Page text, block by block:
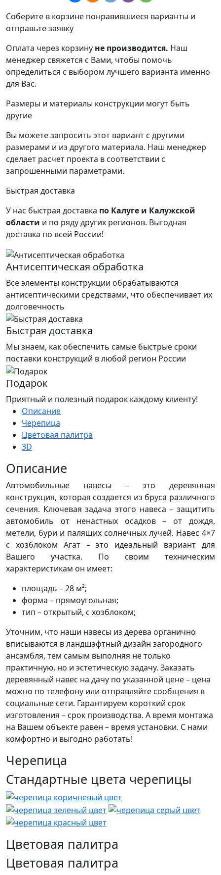
Соберите в корзине понравившиеся варианты и
отправьте заявку
Оплата через корзину не производится. Наш
менеджер свяжется с Вами, чтобы помочь
определиться с выбором лучшего варианта именно
для Вас.
Размеры и материалы конструкции могут быть
другие
Вы можете запросить этот вариант с другими
размерами и из другого материала. Наш менеджер
сделает расчет проекта в соответствии с
запрошенными параметрами.
Быстрая доставка
У нас быстрая доставка по Калуге и Калужской
области и по ряду других регионов. Выгодная
доставка по всей России!
Антисептическая обработка
Все элементы конструкции обрабатываются
антисептическими средствами, что обеспечивает их
долговечность
Быстрая доставка
Мы знаем, как обеспечить самые быстрые сроки
поставки конструкций в любой регион России
Подарок
Приятный и полезный подарок каждому клиенту!
Описание
Черепица
Цветовая палитра
3D
Описание
Автомобильные навесы – это деревянная
конструкция, которая создается из бруса различного
сечения. Ключевая задача этого навеса – защитить
автомобиль от ненастных осадков – от дождя,
метели, бури и палящих солнечных лучей. Навес 4×7
с хозблоком Агат – это идеальный вариант для
Вашего участка. По своим техническим
характеристикам он имеет:
площадь – 28 м²;
форма – прямоугольная;
тип – открытый, с хозблоком;
Уточним, что наши навесы из дерева органично
вписываются в ландшафтный дизайн загородного
ансамбля, тем самым выполняя не только
практичную, но и эстетическую задачу. Заказать
деревянный навес на дачу по указанной цене – цена
можно по телефону или отправляйте сообщения в
социальные сети. Гарантируем короткий срок
изготовления – срок производства. А время монтажа
на Вашем объекте равен – время установки. С нами
комфортно и выгодно работать!
Черепица
Стандартные цвета черепицы
Цветовая палитра
Цветовая палитра